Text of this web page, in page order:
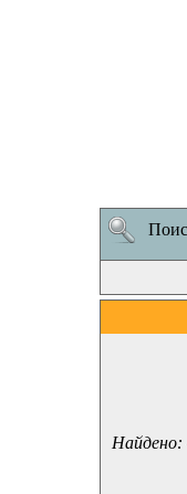
Найдено: